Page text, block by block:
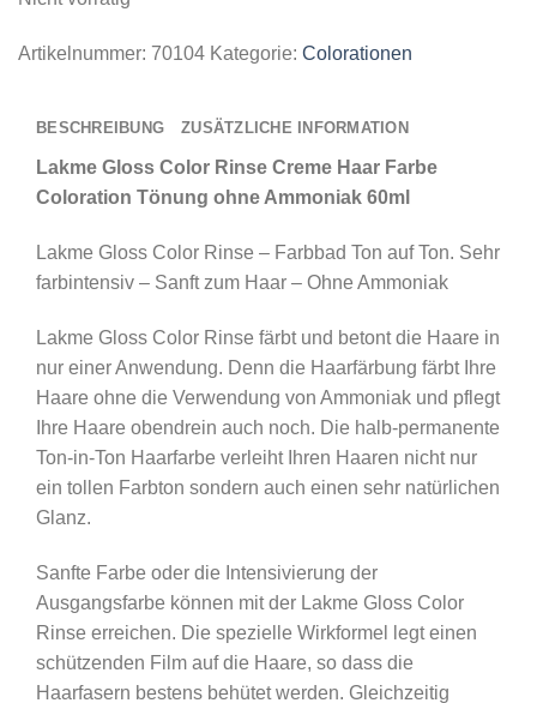
Artikelnummer: 70104 Kategorie: Colorationen
BESCHREIBUNG ZUSÄTZLICHE INFORMATION
Lakme Gloss Color Rinse Creme Haar Farbe
Coloration Tönung ohne Ammoniak 60ml
Lakme Gloss Color Rinse – Farbbad Ton auf Ton. Sehr
farbintensiv – Sanft zum Haar – Ohne Ammoniak
Lakme Gloss Color Rinse färbt und betont die Haare in
nur einer Anwendung. Denn die Haarfärbung färbt Ihre
Haare ohne die Verwendung von Ammoniak und pflegt
Ihre Haare obendrein auch noch. Die halb-permanente
Ton-in-Ton Haarfarbe verleiht Ihren Haaren nicht nur
ein tollen Farbton sondern auch einen sehr natürlichen
Glanz.
Sanfte Farbe oder die Intensivierung der
Ausgangsfarbe können mit der Lakme Gloss Color
Rinse erreichen. Die spezielle Wirkformel legt einen
schützenden Film auf die Haare, so dass die
Haarfasern bestens behütet werden. Gleichzeitig